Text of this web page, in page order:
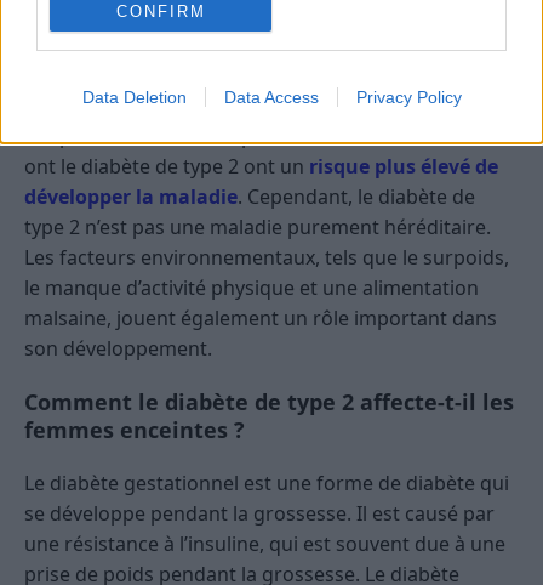
CONFIRM
Data Deletion Data Access Privacy Policy
Est-ce que le diabète de type 2 est une
maladie héréditaire ?
Oui, le diabète de type 2 a un composant génétique.
Les personnes dont les parents ou les frères et sœurs
ont le diabète de type 2 ont un risque plus élevé de
développer la maladie. Cependant, le diabète de
type 2 n’est pas une maladie purement héréditaire.
Les facteurs environnementaux, tels que le surpoids,
le manque d’activité physique et une alimentation
malsaine, jouent également un rôle important dans
son développement.
Comment le diabète de type 2 affecte-t-il les
femmes enceintes ?
Le diabète gestationnel est une forme de diabète qui
se développe pendant la grossesse. Il est causé par
une résistance à l’insuline, qui est souvent due à une
prise de poids pendant la grossesse. Le diabète